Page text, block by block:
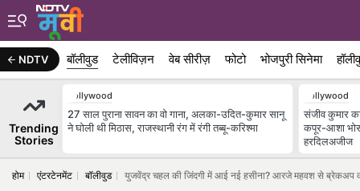
NDTV बॉलीवुड टेलीविज़न वेब सीरीज़ फोटो भोजपुरी सिनेमा
Trending
Stories
Bollywood
27 साल पुराना सावन का वो गाना, अलका-उदित-कुमार सानू
ने घोली थी मिठास, राजस्थानी रंग में रंगी तब्बू-करिश्मा
Bollywood
संजीव कुमार
कपूर-आशा
हरदिलअजीज
होम एंटरटेनमेंट बॉलीवुड युजवेंद्र चहल की जिंदगी में आई नई हसीना? आरजे महवश से ब्रेकअप